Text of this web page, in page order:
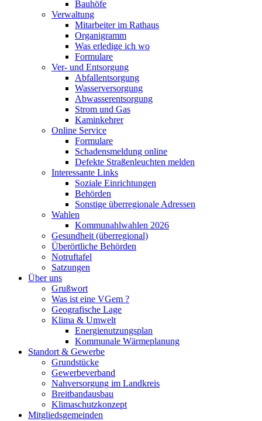
Bauhöfe
Verwaltung
Mitarbeiter im Rathaus
Organigramm
Was erledige ich wo
Formulare
Ver- und Entsorgung
Abfallentsorgung
Wasserversorgung
Abwasserentsorgung
Strom und Gas
Kaminkehrer
Online Service
Formulare
Schadensmeldung online
Defekte Straßenleuchten melden
Interessante Links
Soziale Einrichtungen
Behörden
Sonstige überregionale Adressen
Wahlen
Kommunahlwahlen 2026
Gesundheit (überregional)
Überörtliche Behörden
Notruftafel
Satzungen
Über uns
Grußwort
Was ist eine VGem ?
Geografische Lage
Klima & Umwelt
Energienutzungsplan
Kommunale Wärmeplanung
Standort & Gewerbe
Grundstücke
Gewerbeverband
Nahversorgung im Landkreis
Breitbandausbau
Klimaschutzkonzept
Mitgliedsgemeinden